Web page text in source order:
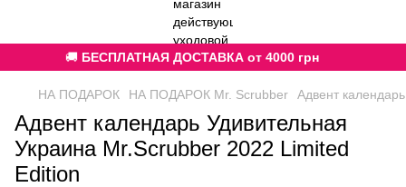
🚚 БЕСПЛАТНАЯ ДОСТАВКА от 4000 грн
НА ПОДАРОК НА ПОДАРОК Mr. Scrubber Адвент
Адвент календарь Удивительная
Украина Mr.Scrubber 2022 Limited
Edition